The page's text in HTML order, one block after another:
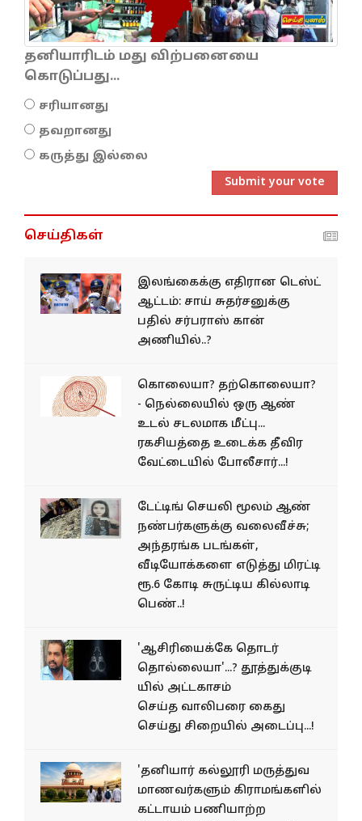
தனியாரிடம் மது விற்பனையை
கொடுப்பது...
சரியானது
தவறானது
கருத்து இல்லை
Submit your vote
செய்திகள்
இலங்கைக்கு எதிரான டெஸ்ட்
ஆட்டம்: சாய் சுதர்சனுக்கு
பதில் சர்பராஸ் கான்
அணியில்..?
கொலையா? தற்கொலையா?
- நெல்லையில் ஒரு ஆண்
உடல் சடலமாக மீட்பு...
ரகசியத்தை உடைக்க தீவிர
வேட்டையில் போலீசார்...!
டேட்டிங் செயலி மூலம் ஆண்
நண்பர்களுக்கு வலைவீச்சு;
அந்தரங்க படங்கள்,
வீடியோக்களை எடுத்து மிரட்டி
ரூ.6 கோடி சுருட்டிய கில்லாடி
பெண்..!
'ஆசிரியைக்கே தொடர்
தொல்லையா'...? தூத்துக்குடி
யில் அட்டகாசம்
செய்த வாலிபரை கைது
செய்து சிறையில் அடைப்பு...!
'தனியார் கல்லூரி மருத்துவ
மாணவர்களும் கிராமங்களில்
கட்டாயம் பணியாற்ற